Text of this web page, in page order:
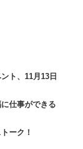
ト、11月13日
仕事ができる
ーク！